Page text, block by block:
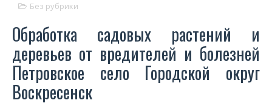
Без рубрики
Обработка садовых растений и
деревьев от вредителей и болезней
Петровское село Городской округ
Воскресенск